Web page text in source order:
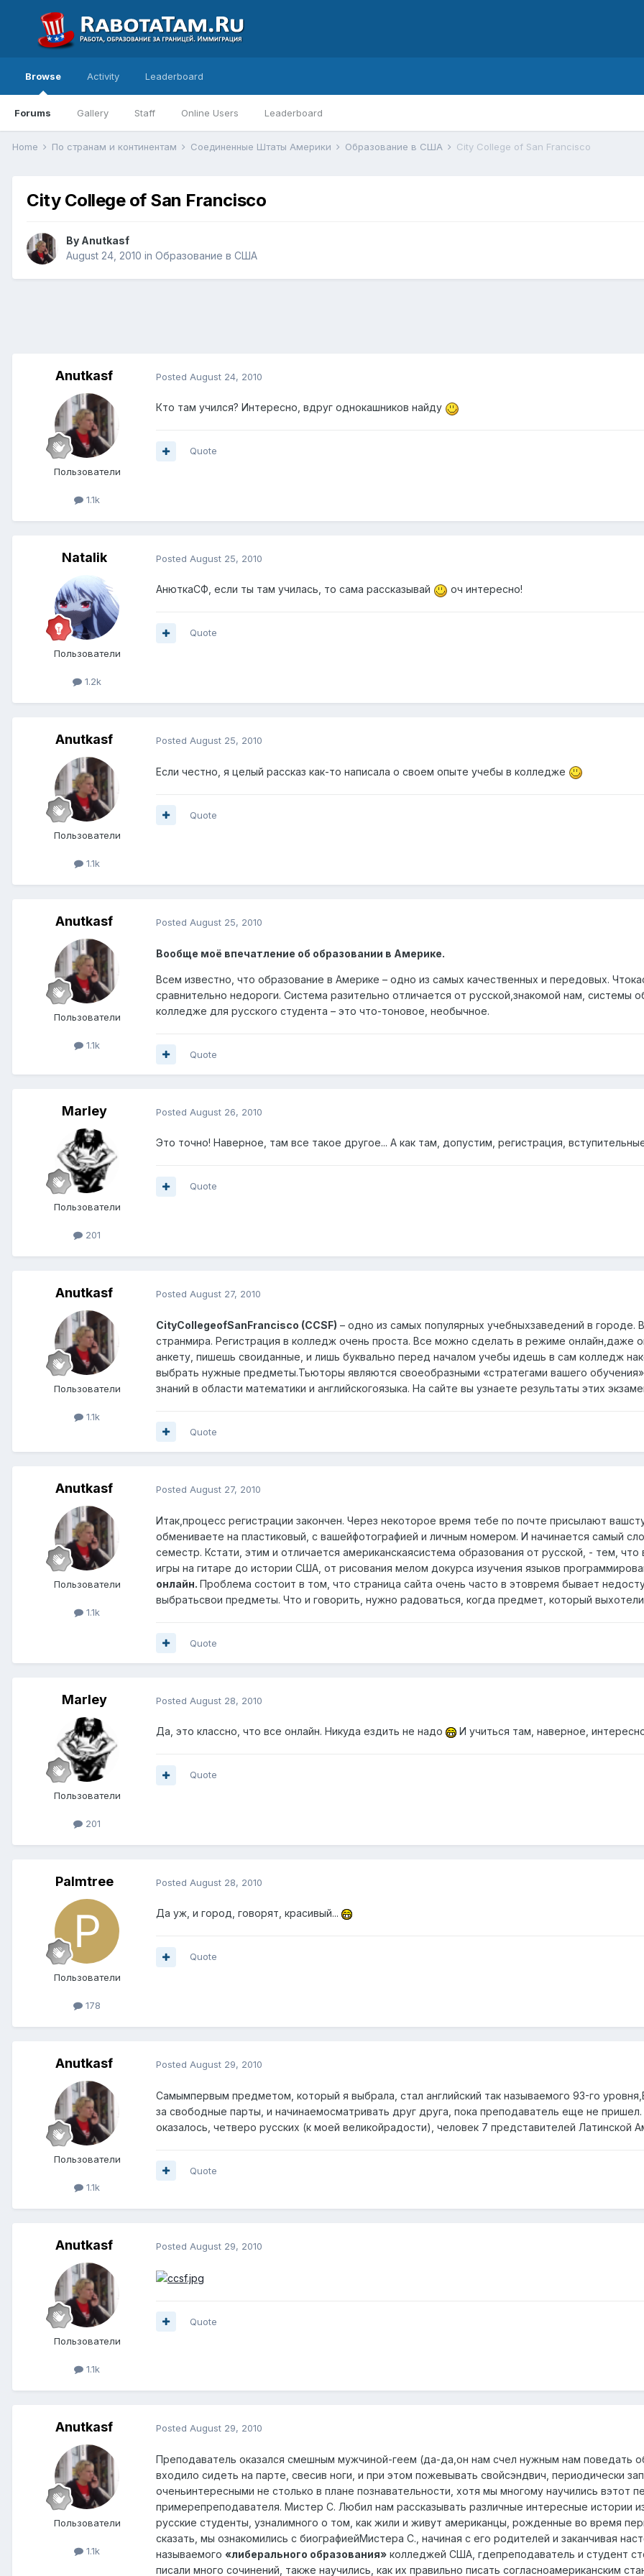
Browse
Forums Gallery Staff Online Users Leaderboard
Activity Leaderboard
Home По странам и континентам Соединенные Штаты Америки Образование в США City College of San Francisco
City College of San Francisco
By Anutkasf
August 24, 2010 in Образование в США
Anutkasf
Пользователи
1.1k
Posted August 24, 2010
Кто там учился? Интересно, вдруг однокашников найду
Quote
Natalik
Пользователи
1.2k
Posted August 25, 2010
АнюткаСФ, если ты там училась, то сама рассказывай оч интересно!
Quote
Anutkasf
Пользователи
1.1k
Posted August 25, 2010
Если честно, я целый рассказ как-то написала о своем опыте учебы в колледже
Quote
Anutkasf
Пользователи
1.1k
Posted August 25, 2010
Вообще моё впечатление об образовании в Америке.
Всем известно, что образование в Америке – одно из самых качественных и передовых.
сравнительно недороги. Система разительно отличается от русской,знакомой нам, системы
колледже для русского студента – это что-тоновое, необычное.
Quote
Marley
Пользователи
201
Posted August 26, 2010
Это точно! Наверное, там все такое другое... А как там, допустим, регистрация,
Quote
Anutkasf
Пользователи
1.1k
Posted August 27, 2010
CityCollegeofSanFrancisco (CCSF) – одно из самых популярных учебныхзаведений в городе.
странмира. Регистрация в колледж очень проста. Все можно сделать в режиме онлайн,даже
анкету, пишешь своиданные, и лишь буквально перед началом учебы идешь в сам колледж
выбрать нужные предметы.Тьюторы являются своеобразными «стратегами вашего
знаний в области математики и английскогоязыка. На сайте вы узнаете результаты этих
Quote
Anutkasf
Пользователи
1.1k
Posted August 27, 2010
Итак,процесс регистрации закончен. Через некоторое время тебе по почте присылают
обмениваете на пластиковый, с вашейфотографией и личным номером. И начинается самый
семестр. Кстати, этим и отличается американскаясистема образования от русской, - тем,
игры на гитаре до истории США, от рисования мелом докурса изучения языков
онлайн. Проблема состоит в том, что страница сайта очень часто в этовремя бывает
выбратьсвои предметы. Что и говорить, нужно радоваться, когда предмет, который
Quote
Marley
Пользователи
201
Posted August 28, 2010
Да, это классно, что все онлайн. Никуда ездить не надо И учиться там, наверное,
Quote
Palmtree
Пользователи
178
Posted August 28, 2010
Да уж, и город, говорят, красивый...
Quote
Anutkasf
Пользователи
1.1k
Posted August 29, 2010
Самымпервым предметом, который я выбрала, стал английский так называемого 93-го
за свободные парты, и начинаемосматривать друг друга, пока преподаватель еще не
оказалось, четверо русских (к моей великойрадости), человек 7 представителей Латинской
Quote
Anutkasf
Пользователи
1.1k
Posted August 29, 2010
Quote
Anutkasf
Пользователи
1.1k
Posted August 29, 2010
Преподаватель оказался смешным мужчиной-геем (да-да,он нам счел нужным нам поведать
входило сидеть на парте, свесив ноги, и при этом пожевывать свойсэндвич, периодически
оченьинтересными не столько в плане познавательности, хотя мы многому научились вэтот
примерепреподавателя. Мистер С. Любил нам рассказывать различные интересные истории
русские студенты, узналимного о том, как жили и живут американцы, рожденные во время
сказать, мы ознакомились с биографиейМистера С., начиная с его родителей и заканчивая
называемого «либерального образования» колледжей США, гдепреподаватель и студент
писали много сочинений, также научились, как их правильно писать согласноамериканским